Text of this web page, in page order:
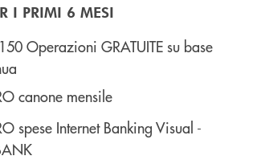
I PRIMI 6 MESI
Operazioni GRATUITE su base
canone mensile
spese Internet Banking Visual -